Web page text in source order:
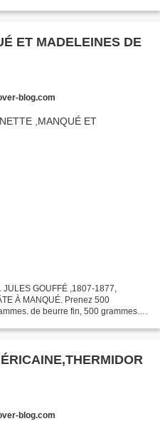
ET MADELEINES DE
blog.com
GOUFFÉ ,1807-1877,
À MANQUÉ. Prenez 500
de beurre fin, 500 grammes.
blog.com